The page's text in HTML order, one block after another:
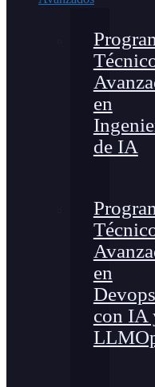
en
de IA
en
Devops
con IA